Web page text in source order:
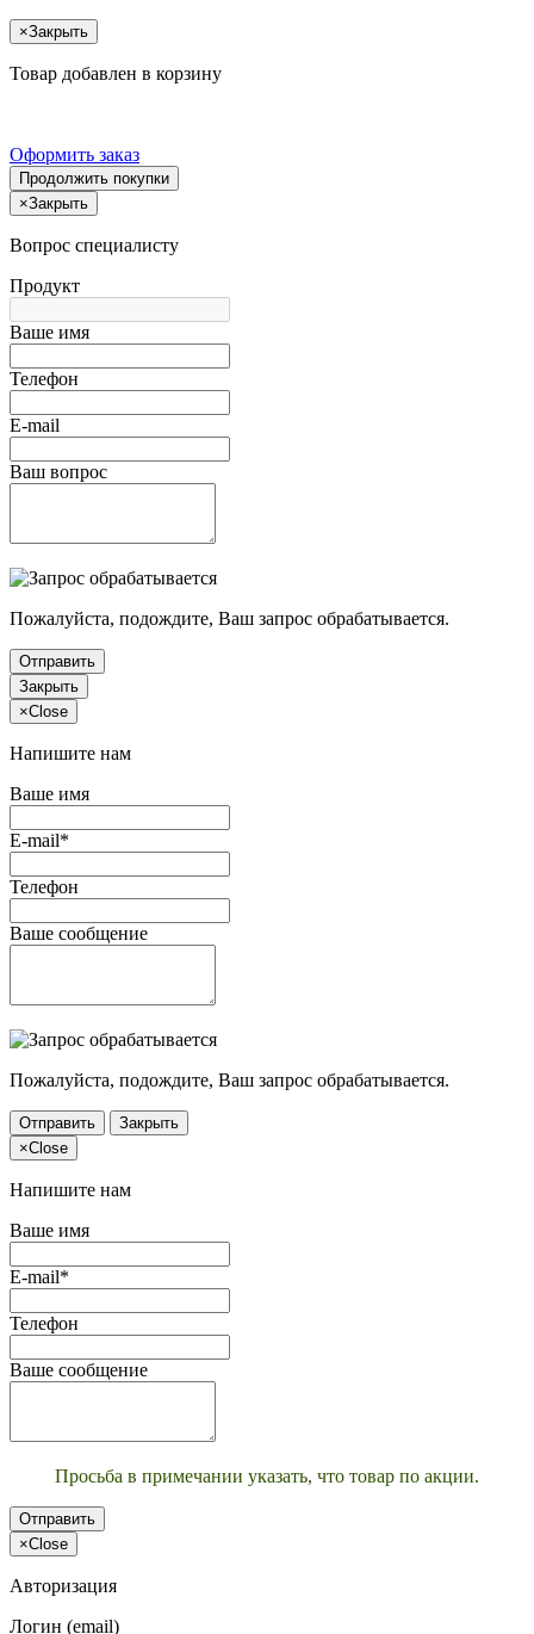
×Закрыть
Товар добавлен в корзину
Оформить заказ
Продолжить покупки
×Закрыть
Вопрос специалисту
Продукт
Ваше имя
Телефон
E-mail
Ваш вопрос
Пожалуйста, подождите, Ваш запрос обрабатывается.
Отправить
Закрыть
×Close
Напишите нам
Ваше имя
E-mail*
Телефон
Ваше сообщение
Пожалуйста, подождите, Ваш запрос обрабатывается.
Отправить
Закрыть
×Close
Напишите нам
Ваше имя
E-mail*
Телефон
Ваше сообщение
Просьба в примечании указать, что товар по акции.
Отправить
×Close
Авторизация
Логин (email)